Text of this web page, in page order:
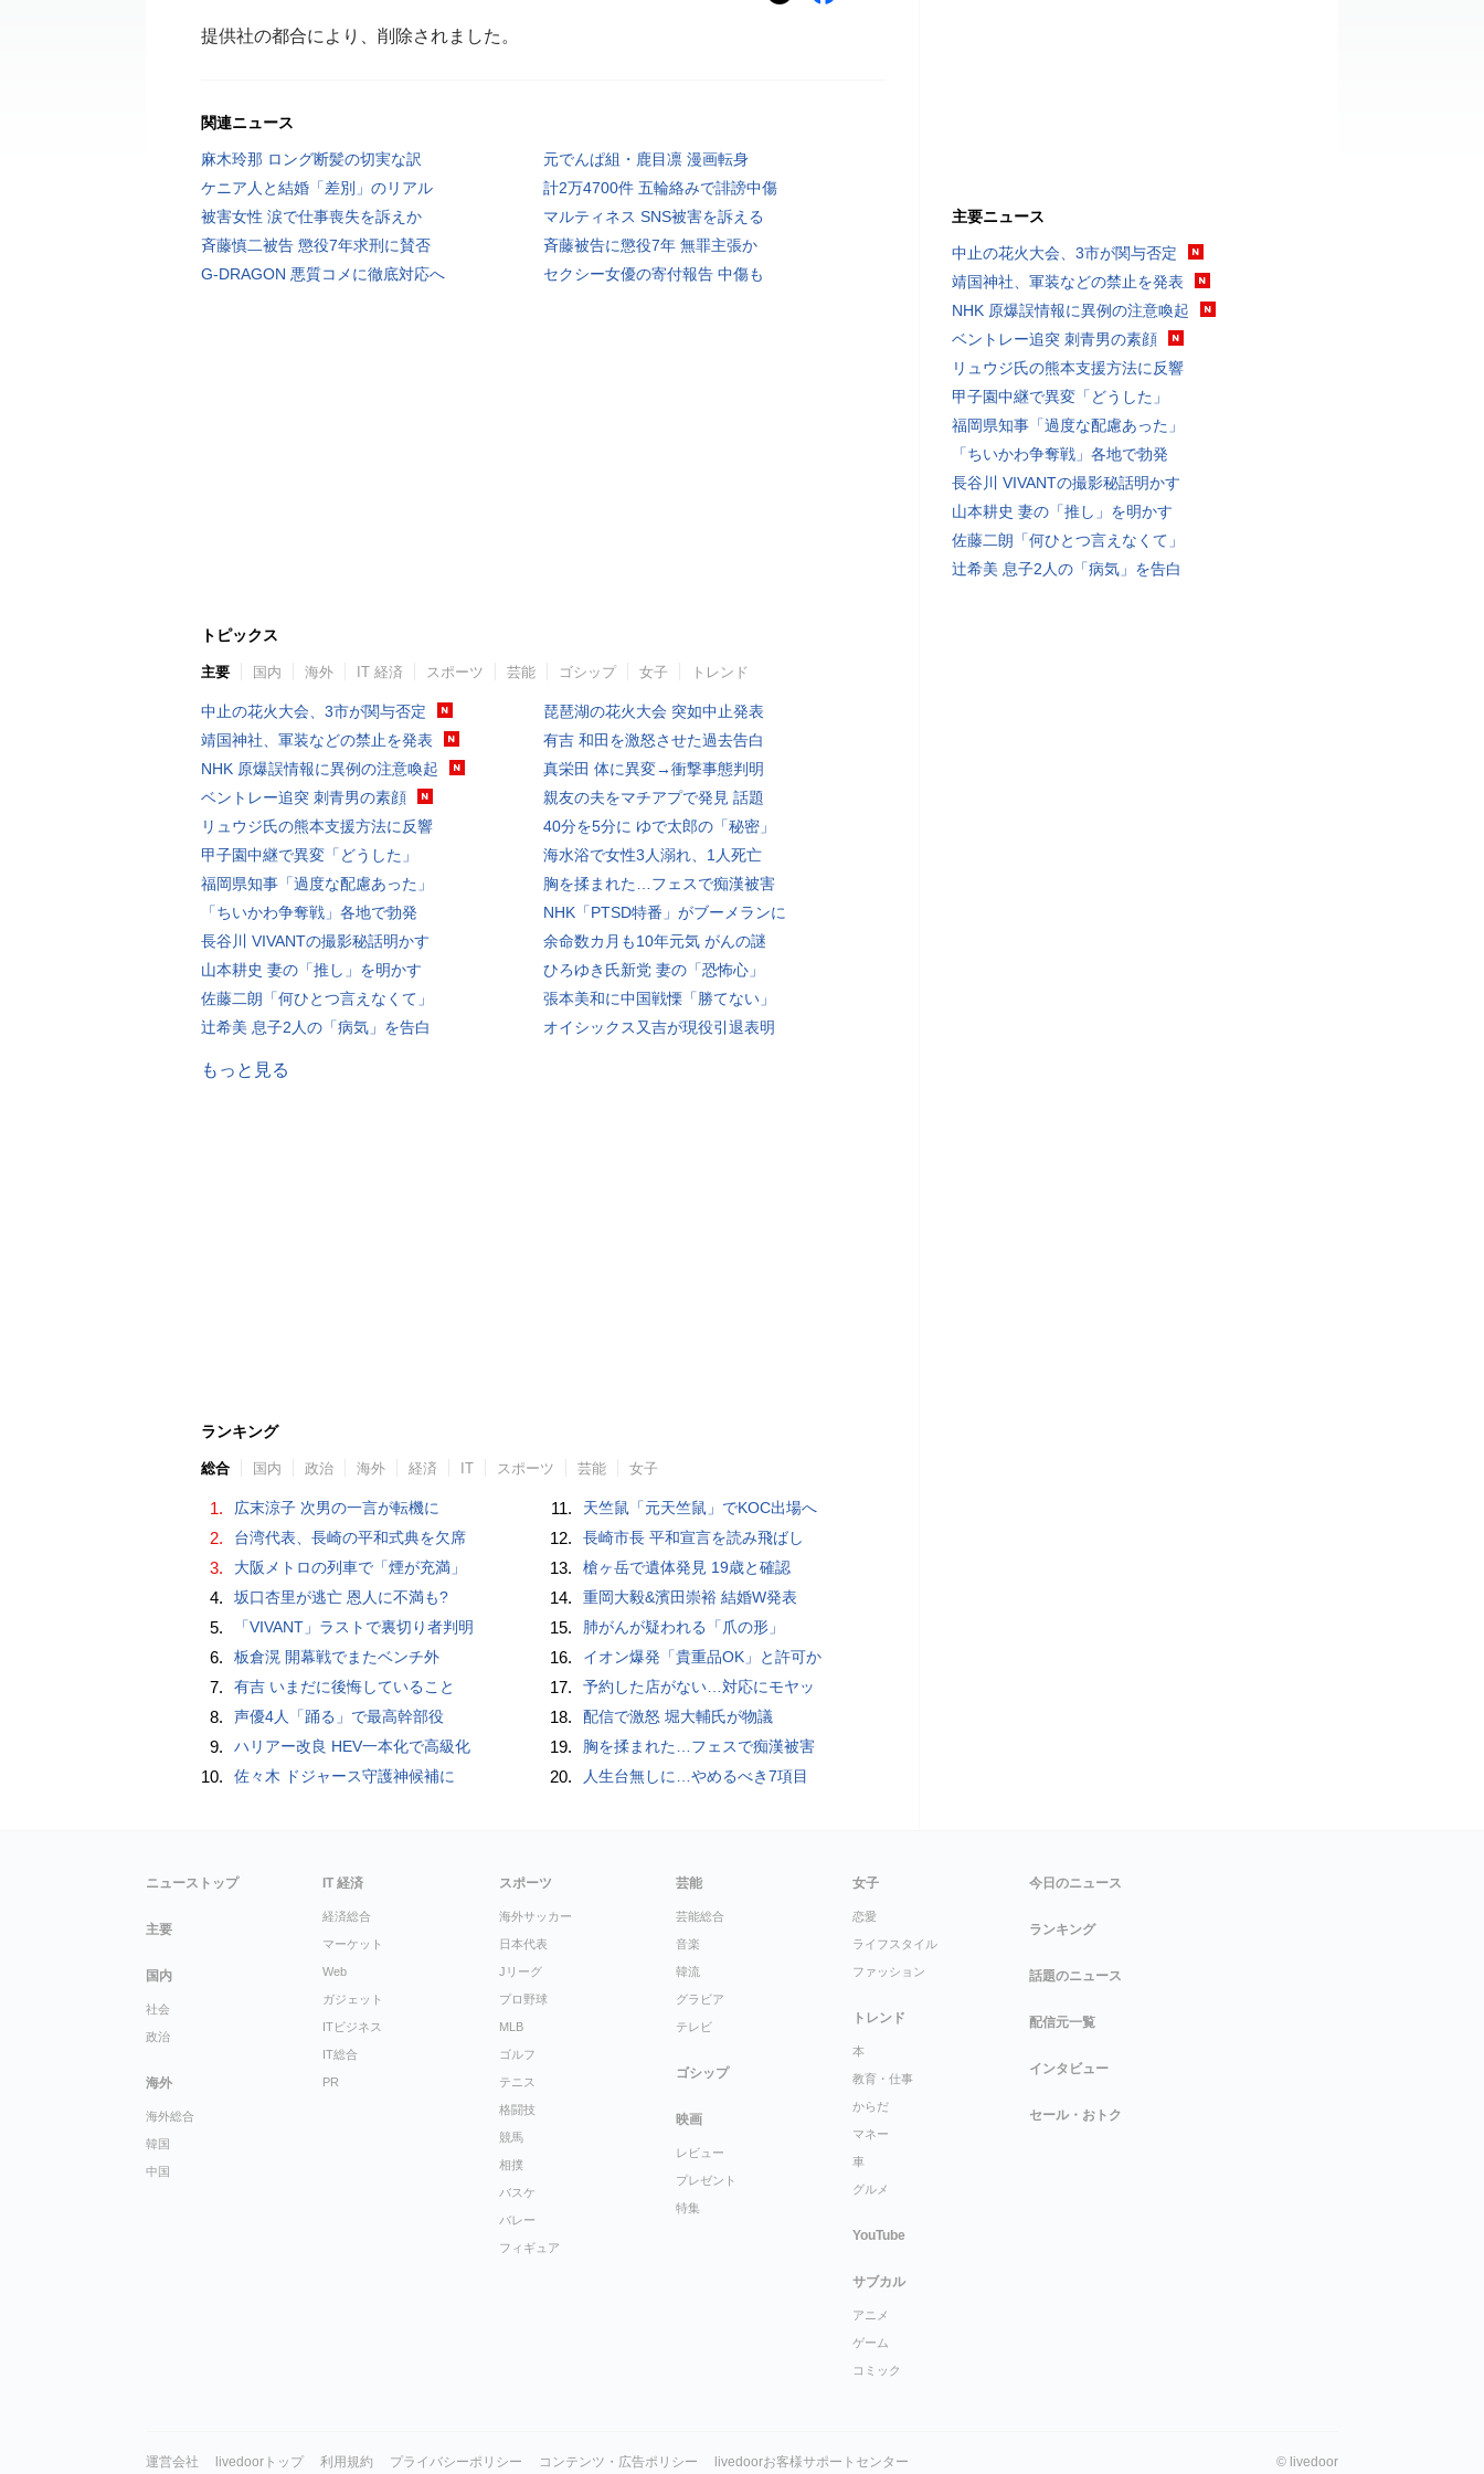
提供社の都合により、削除されました。
関連ニュース
麻木玲那 ロング断髪の切実な訳
元でんぱ組・鹿目凛 漫画転身
ケニア人と結婚「差別」のリアル
計2万4700件 五輪絡みで誹謗中傷
被害女性 涙で仕事喪失を訴えか
マルティネス SNS被害を訴える
斉藤慎二被告 懲役7年求刑に賛否
斉藤被告に懲役7年 無罪主張か
G-DRAGON 悪質コメに徹底対応へ
セクシー女優の寄付報告 中傷も
トピックス
主要 国内 海外 IT 経済 スポーツ 芸能 ゴシップ 女子 トレンド
中止の花火大会、3市が関与否定
靖国神社、軍装などの禁止を発表
NHK 原爆誤情報に異例の注意喚起
ベントレー追突 刺青男の素顔
リュウジ氏の熊本支援方法に反響
甲子園中継で異変「どうした」
福岡県知事「過度な配慮あった」
「ちいかわ争奪戦」各地で勃発
長谷川 VIVANTの撮影秘話明かす
山本耕史 妻の「推し」を明かす
佐藤二朗「何ひとつ言えなくて」
辻希美 息子2人の「病気」を告白
琵琶湖の花火大会 突如中止発表
有吉 和田を激怒させた過去告白
真栄田 体に異変→衝撃事態判明
親友の夫をマチアプで発見 話題
40分を5分に ゆで太郎の「秘密」
海水浴で女性3人溺れ、1人死亡
胸を揉まれた…フェスで痴漢被害
NHK「PTSD特番」がブーメランに
余命数カ月も10年元気 がんの謎
ひろゆき氏新党 妻の「恐怖心」
張本美和に中国戦慄「勝てない」
オイシックス又吉が現役引退表明
もっと見る
ランキング
総合 国内 政治 海外 経済 IT スポーツ 芸能 女子
1. 広末涼子 次男の一言が転機に
2. 台湾代表、長崎の平和式典を欠席
3. 大阪メトロの列車で「煙が充満」
4. 坂口杏里が逃亡 恩人に不満も?
5. 「VIVANT」ラストで裏切り者判明
6. 板倉滉 開幕戦でまたベンチ外
7. 有吉 いまだに後悔していること
8. 声優4人「踊る」で最高幹部役
9. ハリアー改良 HEV一本化で高級化
10. 佐々木 ドジャース守護神候補に
11. 天竺鼠「元天竺鼠」でKOC出場へ
12. 長崎市長 平和宣言を読み飛ばし
13. 槍ヶ岳で遺体発見 19歳と確認
14. 重岡大毅&濱田崇裕 結婚W発表
15. 肺がんが疑われる「爪の形」
16. イオン爆発「貴重品OK」と許可か
17. 予約した店がない…対応にモヤッ
18. 配信で激怒 堀大輔氏が物議
19. 胸を揉まれた…フェスで痴漢被害
20. 人生台無しに…やめるべき7項目
主要ニュース
中止の花火大会、3市が関与否定
靖国神社、軍装などの禁止を発表
NHK 原爆誤情報に異例の注意喚起
ベントレー追突 刺青男の素顔
リュウジ氏の熊本支援方法に反響
甲子園中継で異変「どうした」
福岡県知事「過度な配慮あった」
「ちいかわ争奪戦」各地で勃発
長谷川 VIVANTの撮影秘話明かす
山本耕史 妻の「推し」を明かす
佐藤二朗「何ひとつ言えなくて」
辻希美 息子2人の「病気」を告白
ニューストップ
主要
国内
社会
政治
海外
海外総合
韓国
中国
IT 経済
経済総合
マーケット
Web
ガジェット
ITビジネス
IT総合
PR
スポーツ
海外サッカー
日本代表
Jリーグ
プロ野球
MLB
ゴルフ
テニス
格闘技
競馬
相撲
バスケ
バレー
フィギュア
芸能
芸能総合
音楽
韓流
グラビア
テレビ
ゴシップ
映画
レビュー
プレゼント
特集
女子
恋愛
ライフスタイル
ファッション
トレンド
本
教育・仕事
からだ
マネー
車
グルメ
YouTube
サブカル
アニメ
ゲーム
コミック
今日のニュース
ランキング
話題のニュース
配信元一覧
インタビュー
セール・おトク
運営会社 livedoorトップ 利用規約 プライバシーポリシー コンテンツ・広告ポリシー livedoorお客様サポートセンター © livedoor